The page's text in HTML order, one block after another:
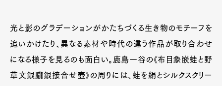
光と影のグラデーションがかたちづくる生き物のモチーフを
追いかけたり、異なる素材や時代の違う作品が取り合わせ
になる様子を見るのも面白い。鹿島一谷の《布目象嵌蛙と野
草文銀朧銀接合せ壺》の周りには、蛙を絹とシルクスクリー